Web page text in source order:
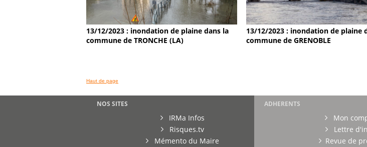
13/12/2023 : inondation de plaine dans la
commune de TRONCHE (LA)
13/12/2023 : inondation de plaine
commune de GRENOBLE
Haut de page
NOS SITES
IRMa Infos
Risques.tv
Mémento du Maire
ADHERENTS
Mon
Lettre
Revue de